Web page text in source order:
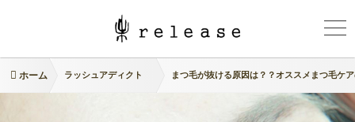
ホーム ラッシュアディクト まつ毛が抜ける原因は？？オススメまつ毛ケ